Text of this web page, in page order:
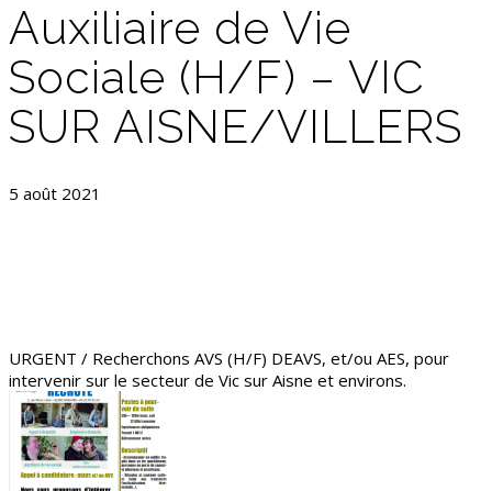
Auxiliaire de Vie
Sociale (H/F) – VIC
SUR AISNE/VILLERS
5 août 2021
URGENT / Recherchons AVS (H/F) DEAVS, et/ou AES, pour
intervenir sur le secteur de Vic sur Aisne et environs.